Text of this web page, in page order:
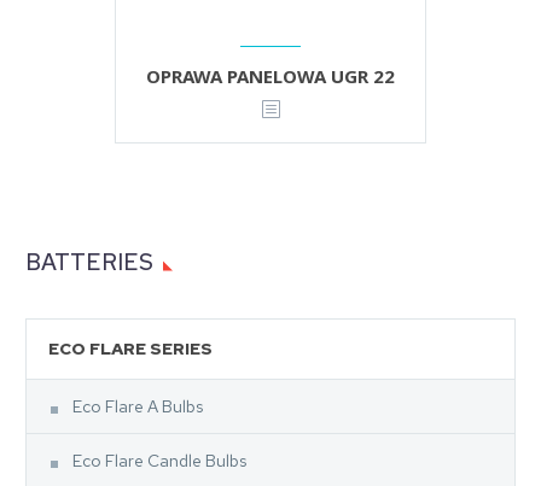
OPRAWA PANELOWA UGR 22
BATTERIES
ECO FLARE SERIES
Eco Flare A Bulbs
Eco Flare Candle Bulbs